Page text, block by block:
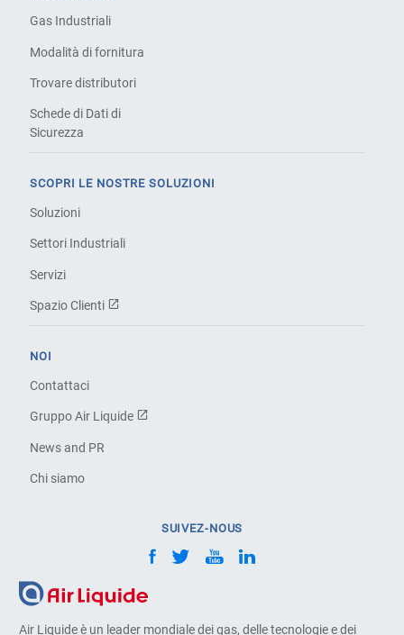
Air Liquide è un leader mondiale dei gas, delle tecnologie e dei
Gas Industriali
Modalità di fornitura
Trovare distributori
Schede di Dati di
Sicurezza
SCOPRI LE NOSTRE SOLUZIONI
Soluzioni
Settori Industriali
Servizi
Spazio Clienti
NOI
Contattaci
Gruppo Air Liquide
News and PR
Chi siamo
SUIVEZ-NOUS